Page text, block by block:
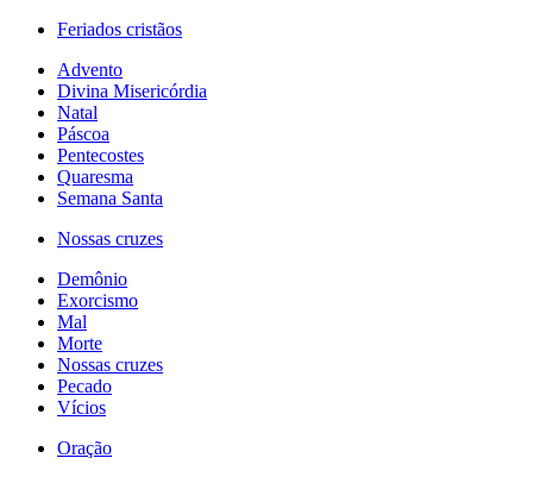
Feriados cristãos
Advento
Divina Misericórdia
Natal
Páscoa
Pentecostes
Quaresma
Semana Santa
Nossas cruzes
Demônio
Exorcismo
Mal
Morte
Nossas cruzes
Pecado
Vícios
Oração